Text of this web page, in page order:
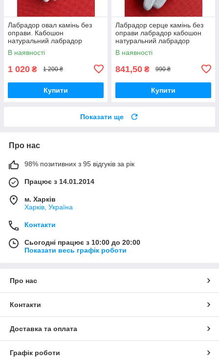
Лабрадор овал камінь без
оправи. Кабошон
натуральний лабрадор
63*38*22 мм. Індія.
В наявності
1 020 ₴ 1 200 ₴
Купити
Лабрадор серце камінь без
оправи лабрадор кабошон
натуральний лабрадор
спектроліт камінь 27*27*10
мм. Індія. Лабрадор серце
В наявності
841,50 ₴ 990 ₴
Купити
Показати ще
Про нас
98% позитивних з 95 відгуків за рік
Працює з 14.01.2014
м. Харків
Харків, Україна
Контакти
Сьогодні працює з 10:00 до 20:00
Показати весь графік роботи
Про нас
Контакти
Доставка та оплата
Графік роботи